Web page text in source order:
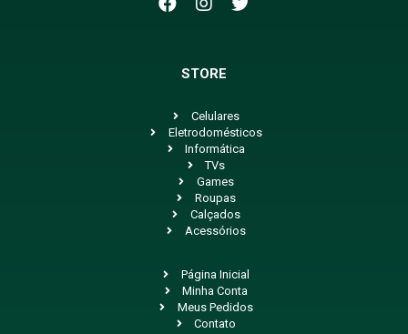
STORE
Celulares
Eletrodomésticos
Informática
TVs
Games
Roupas
Calçados
Acessórios
Página Inicial
Minha Conta
Meus Pedidos
Contato